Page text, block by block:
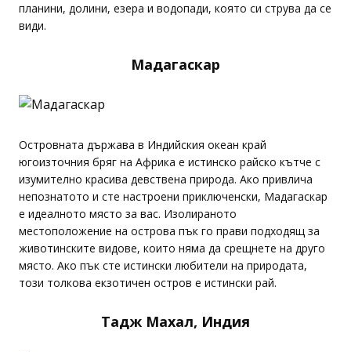
планини, долини, езера и водопади, която си струва да се
види.
Мадагаскар
Островната държава в Индийския океан край
югоизточния бряг на Африка е истинско райско кътче с
изумително красива девствена природа. Ако привлича
непознатото и сте настроени приключенски, Мадагаскар
е идеалното място за вас. Изолираното
местоположение на острова пък го прави подходящ за
животинските видове, които няма да срещнете на друго
място. Ако пък сте истински любители на природата,
този толкова екзотичен остров е истински рай.
Тадж Махал, Индия